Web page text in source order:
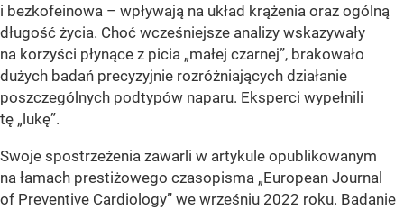
i bezkofeinowa – wpływają na układ krążenia oraz ogólną
długość życia. Choć wcześniejsze analizy wskazywały
na korzyści płynące z picia „małej czarnej”, brakowało
dużych badań precyzyjnie rozróżniających działanie
poszczególnych podtypów naparu. Eksperci wypełnili
tę „lukę”.
Swoje spostrzeżenia zawarli w artykule opublikowanym
na łamach prestiżowego czasopisma „European Journal
of Preventive Cardiology” we wrześniu 2022 roku. Badanie